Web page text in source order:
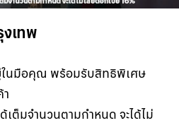
งเทพ
ในมือคุณ พร้อมรับสิทธิพิเศษ
เต็มจำนวนตามกำหนด จะได้ไม่